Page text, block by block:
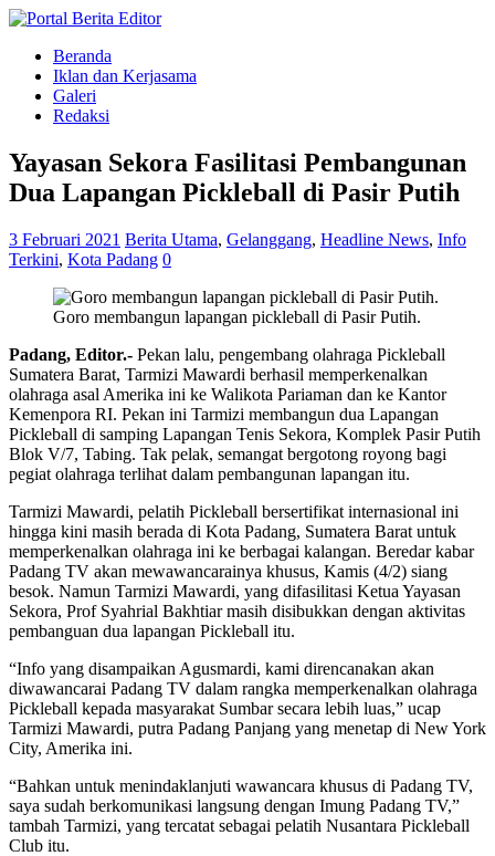
Beranda
Iklan dan Kerjasama
Galeri
Redaksi
Yayasan Sekora Fasilitasi Pembangunan
Dua Lapangan Pickleball di Pasir Putih
3 Februari 2021 Berita Utama, Gelanggang, Headline News, Info
Terkini, Kota Padang 0
Goro membangun lapangan pickleball di Pasir Putih.
Padang, Editor.- Pekan lalu, pengembang olahraga Pickleball
Sumatera Barat, Tarmizi Mawardi berhasil memperkenalkan
olahraga asal Amerika ini ke Walikota Pariaman dan ke Kantor
Kemenpora RI. Pekan ini Tarmizi membangun dua Lapangan
Pickleball di samping Lapangan Tenis Sekora, Komplek Pasir Putih
Blok V/7, Tabing. Tak pelak, semangat bergotong royong bagi
pegiat olahraga terlihat dalam pembangunan lapangan itu.
Tarmizi Mawardi, pelatih Pickleball bersertifikat internasional ini
hingga kini masih berada di Kota Padang, Sumatera Barat untuk
memperkenalkan olahraga ini ke berbagai kalangan. Beredar kabar
Padang TV akan mewawancarainya khusus, Kamis (4/2) siang
besok. Namun Tarmizi Mawardi, yang difasilitasi Ketua Yayasan
Sekora, Prof Syahrial Bakhtiar masih disibukkan dengan aktivitas
pembanguan dua lapangan Pickleball itu.
“Info yang disampaikan Agusmardi, kami direncanakan akan
diwawancarai Padang TV dalam rangka memperkenalkan olahraga
Pickleball kepada masyarakat Sumbar secara lebih luas,” ucap
Tarmizi Mawardi, putra Padang Panjang yang menetap di New York
City, Amerika ini.
“Bahkan untuk menindaklanjuti wawancara khusus di Padang TV,
saya sudah berkomunikasi langsung dengan Imung Padang TV,”
tambah Tarmizi, yang tercatat sebagai pelatih Nusantara Pickleball
Club itu.